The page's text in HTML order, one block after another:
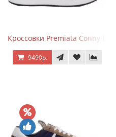
Кроссовки Premiata Conny Black
9490р.